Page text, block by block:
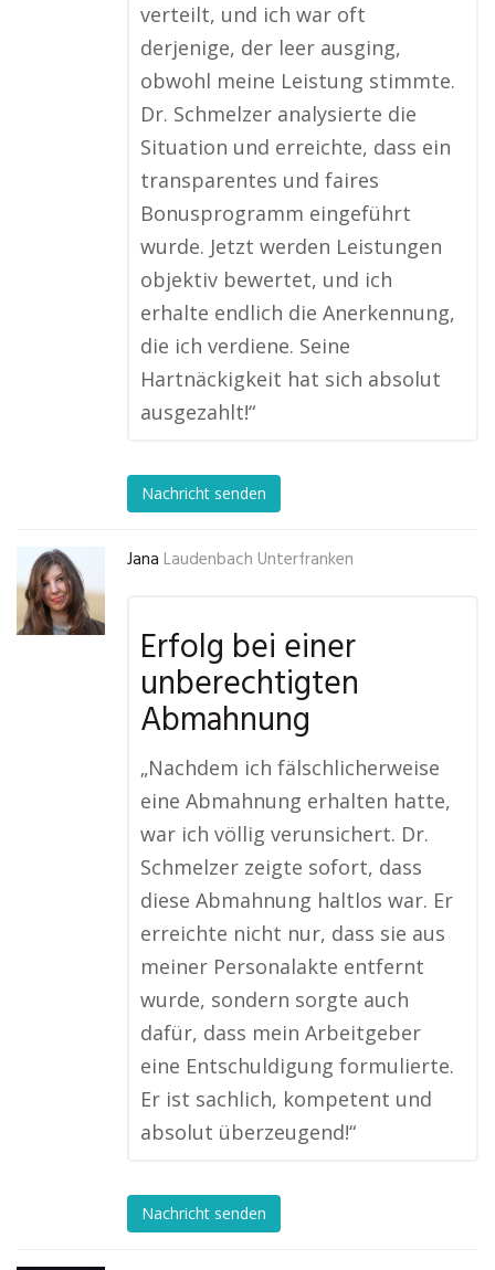
verteilt, und ich war oft
derjenige, der leer ausging,
obwohl meine Leistung stimmte.
Dr. Schmelzer analysierte die
Situation und erreichte, dass ein
transparentes und faires
Bonusprogramm eingeführt
wurde. Jetzt werden Leistungen
objektiv bewertet, und ich
erhalte endlich die Anerkennung,
die ich verdiene. Seine
Hartnäckigkeit hat sich absolut
ausgezahlt!“
Nachricht senden
Jana Laudenbach Unterfranken
Erfolg bei einer
unberechtigten
Abmahnung
„Nachdem ich fälschlicherweise
eine Abmahnung erhalten hatte,
war ich völlig verunsichert. Dr.
Schmelzer zeigte sofort, dass
diese Abmahnung haltlos war. Er
erreichte nicht nur, dass sie aus
meiner Personalakte entfernt
wurde, sondern sorgte auch
dafür, dass mein Arbeitgeber
eine Entschuldigung formulierte.
Er ist sachlich, kompetent und
absolut überzeugend!“
Nachricht senden